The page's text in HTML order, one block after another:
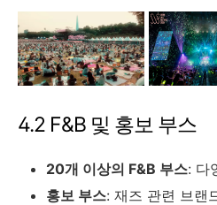
4.2 F&B 및 홍보 부스
20개 이상의 F&B 부스: 다
홍보 부스: 재즈 관련 브랜